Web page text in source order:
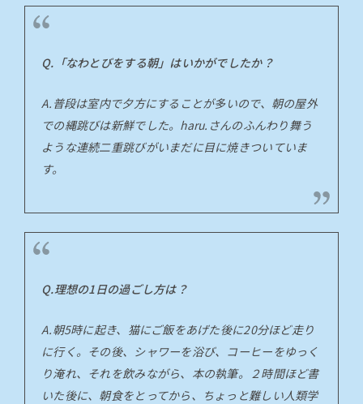
Q.「なわとびをする朝」はいかがでしたか？
A.普段は室内で夕方にすることが多いので、朝の屋外
での縄跳びは新鮮でした。haru.さんのふんわり舞う
ような連続二重跳びがいまだに目に焼きついていま
す。
Q.理想の1日の過ごし方は？
A.朝5時に起き、猫にご飯をあげた後に20分ほど走り
に行く。その後、シャワーを浴び、コーヒーをゆっく
り淹れ、それを飲みながら、本の執筆。２時間ほど書
いた後に、朝食をとってから、ちょっと難しい人類学